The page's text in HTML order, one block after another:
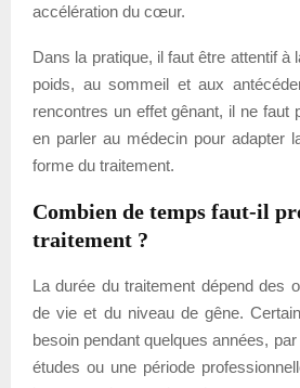
accélération du cœur.
Dans la pratique, il faut être attentif à
poids, au sommeil et aux
rencontres un effet gênant, il ne faut
en parler au médecin pour adapter
forme du traitement.
Combien de temps faut-il
traitement ?
La durée du traitement dépend des
de vie et du niveau de gêne.
besoin pendant quelques années,
études ou une période